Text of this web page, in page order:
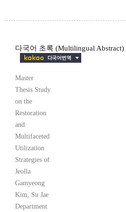
다국어 초록 (Multilingual Abstract)
Master
Thesis Study
on the
Restoration
and
Multifaceted
Utilization
Strategies of
Jeolla
Gamyeong
Kim, Su Jae
Department